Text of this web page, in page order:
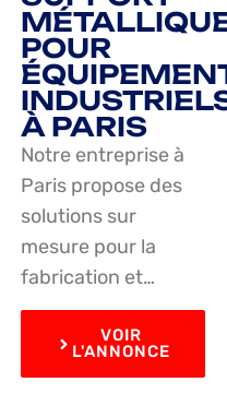
POUR
À PARIS
Notre entreprise à
Paris propose des
solutions sur
mesure pour la
fabrication et…
VOIR
L'ANNONCE